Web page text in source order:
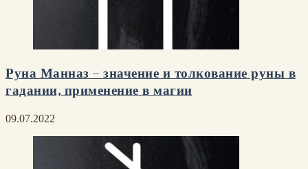
Руна Манназ – значение и толкование руны в
гадании, применение в магии
09.07.2022